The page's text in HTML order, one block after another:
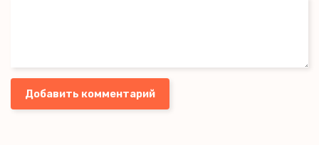
Добавить комментарий